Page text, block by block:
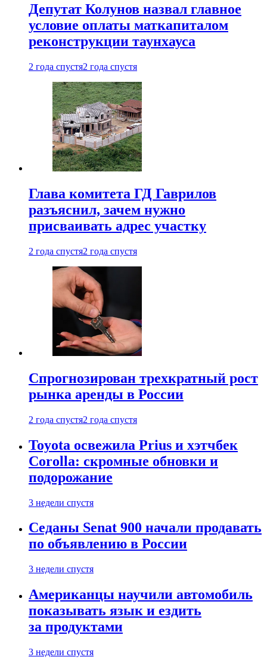
Депутат Колунов назвал главное
условие оплаты маткапиталом
реконструкции таунхауса
2 года спустя2 года спустя
Глава комитета ГД Гаврилов
разъяснил, зачем нужно
присваивать адрес участку
2 года спустя2 года спустя
Спрогнозирован трехкратный рост
рынка аренды в России
2 года спустя2 года спустя
Toyota освежила Prius и хэтчбек
Corolla: скромные обновки и
подорожание
3 недели спустя
Седаны Senat 900 начали продавать
по объявлению в России
3 недели спустя
Американцы научили автомобиль
показывать язык и ездить
за продуктами
3 недели спустя